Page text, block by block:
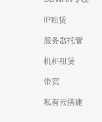
IP租赁
服务器托管
机柜租赁
带宽
私有云搭建